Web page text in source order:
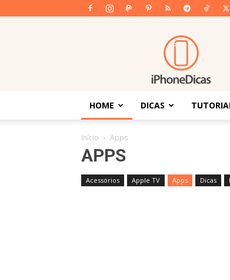
iPhoneDicas
HOME DICAS
Início Apps
APPS
Acessórios Apple TV Apps Dicas